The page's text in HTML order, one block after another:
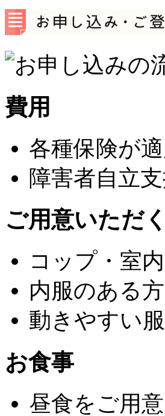
費用
各種保険が
障害者自立
ご用意いただ
コップ・室
内服のある
動きやすい
お食事
昼食をご用